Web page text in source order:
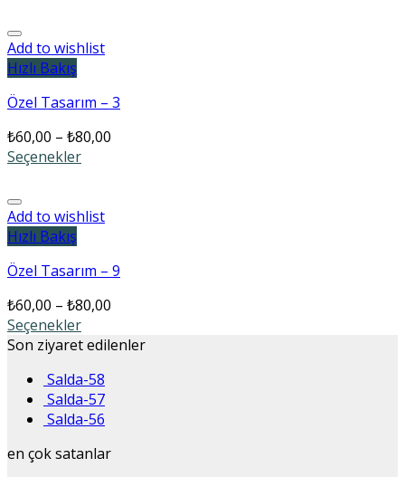
Add to wishlist
Hızlı Bakış
Özel Tasarım – 3
₺60,00 – ₺80,00
Seçenekler
Add to wishlist
Hızlı Bakış
Özel Tasarım – 9
₺60,00 – ₺80,00
Seçenekler
Son ziyaret edilenler
Salda-58
Salda-57
Salda-56
en çok satanlar